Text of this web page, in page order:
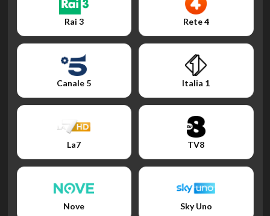
Rai 3 Rete 4
Canale 5 Italia 1
La7 TV8
Nove Sky Uno